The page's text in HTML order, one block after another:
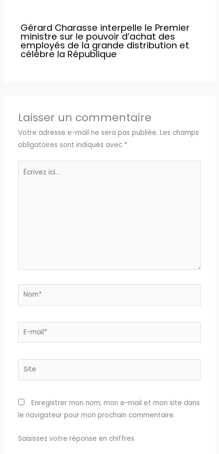
Gérard Charasse interpelle le Premier
ministre sur le pouvoir d’achat des
employés de la grande distribution et
célèbre la République
Laisser un commentaire
Votre adresse e-mail ne sera pas publiée. Les champs
obligatoires sont indiqués avec *
Écrivez
Nom*
E-
Site
Enregistrer mon nom, mon e-mail et mon site dans
le navigateur pour mon prochain commentaire.
Saisissez votre réponse en chiffres